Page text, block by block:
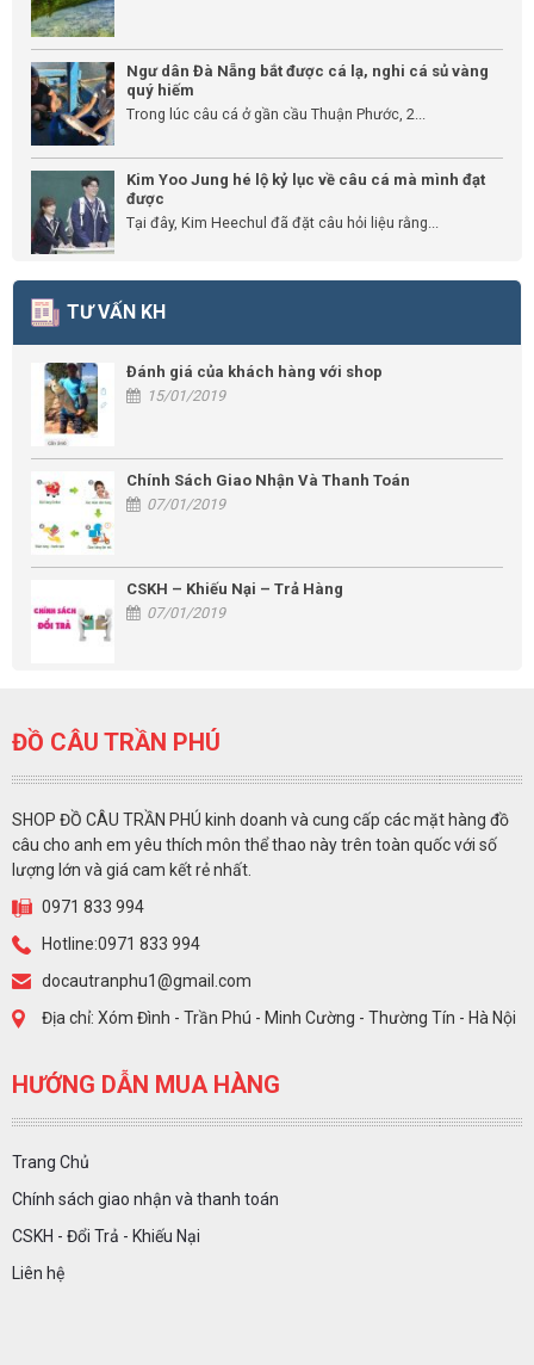
Ngư dân Đà Nẵng bắt được cá lạ, nghi cá sủ vàng
quý hiếm
Trong lúc câu cá ở gần cầu Thuận Phước, 2...
Kim Yoo Jung hé lộ kỷ lục về câu cá mà mình đạt
được
Tại đây, Kim Heechul đã đặt câu hỏi liệu rằng...
TƯ VẤN KH
Đánh giá của khách hàng với shop
15/01/2019
Chính Sách Giao Nhận Và Thanh Toán
07/01/2019
CSKH – Khiếu Nại – Trả Hàng
07/01/2019
ĐỒ CÂU TRẦN PHÚ
SHOP ĐỒ CÂU TRẦN PHÚ kinh doanh và cung cấp các mặt hàng đồ
câu cho anh em yêu thích môn thể thao này trên toàn quốc với số
lượng lớn và giá cam kết rẻ nhất.
0971 833 994
Hotline:0971 833 994
docautranphu1@gmail.com
Địa chỉ: Xóm Đình - Trần Phú - Minh Cường - Thường Tín - Hà Nội
HƯỚNG DẪN MUA HÀNG
Trang Chủ
Chính sách giao nhận và thanh toán
CSKH - Đổi Trả - Khiếu Nại
Liên hệ